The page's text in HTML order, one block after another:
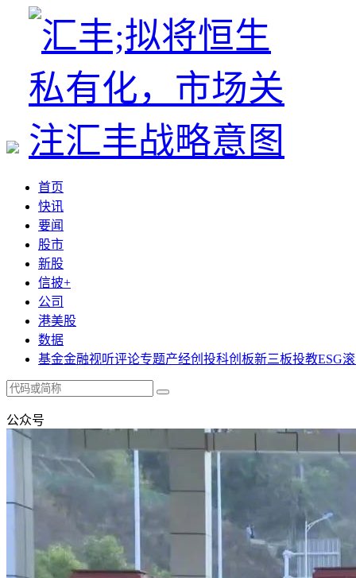
首页
快讯
要闻
股市
新股
信披+
公司
港美股
数据
基金金融视听评论专题产经创投科创板新三板投教ESG
公众号